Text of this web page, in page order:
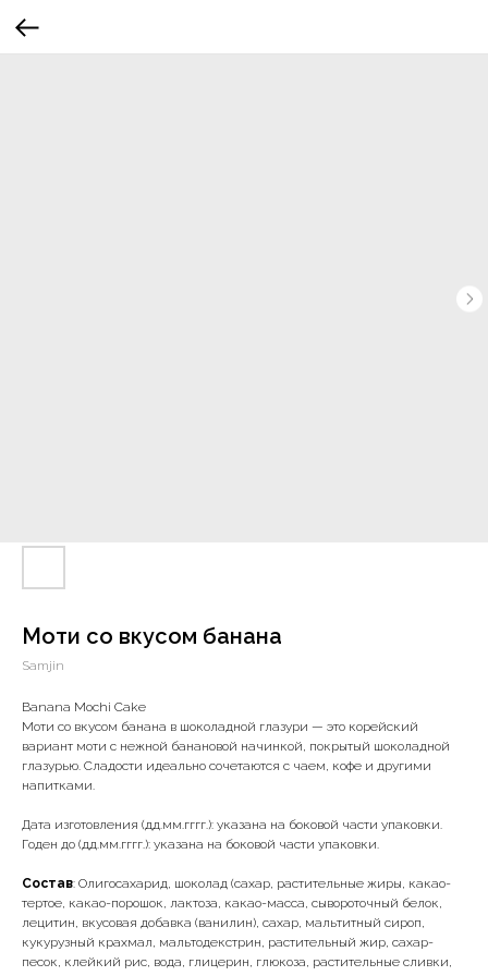
Моти со вкусом банана
Samjin
Banana Mochi Cake
Моти со вкусом банана в шоколадной глазури — это корейский
вариант моти с нежной банановой начинкой, покрытый шоколадной
глазурью. Сладости идеально сочетаются с чаем, кофе и другими
напитками.
Дата изготовления (дд.мм.гггг.): указана на боковой части упаковки.
Годен до (дд.мм.гггг.): указана на боковой части упаковки.
Состав: Олигосахарид, шоколад (сахар, растительные жиры, какао-
тертое, какао-порошок, лактоза, какао-масса, сывороточный белок,
лецитин, вкусовая добавка (ванилин), сахар, мальтитный сироп,
кукурузный крахмал, мальтодекстрин, растительный жир, сахар-
песок, клейкий рис, вода, глицерин, глюкоза, растительные сливки,